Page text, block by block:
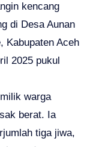
kencang
di Desa Aunan
Kabupaten Aceh
2025 pukul
warga
berat. Ia
tiga jiwa,